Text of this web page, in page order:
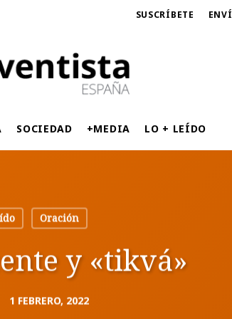
SUSCRÍBETE
SOCIEDAD +MEDIA LO + LEÍDO
Oración
y «tikvá»
1 FEBRERO, 2022